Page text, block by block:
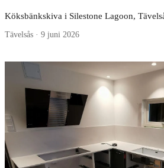
Köksbänkskiva i Silestone Lagoon,
Tävelsås · 9 juni 2026